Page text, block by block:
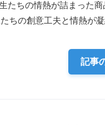
たちの情熱が詰まった
ちの創意工夫と情熱が
記事